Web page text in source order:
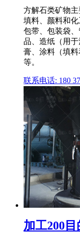
方解石类矿物
填料、颜料和
包带、包装袋
品、造纸（用
膏、涂料（填
等。
联系电话: 180
加工200